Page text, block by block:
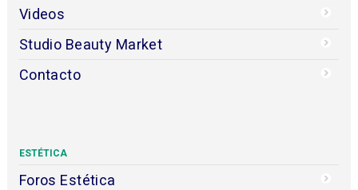
Videos
Studio Beauty Market
Contacto
ESTÉTICA
Foros Estética